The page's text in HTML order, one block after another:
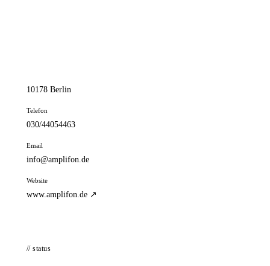
10178 Berlin
Telefon
030/44054463
Email
info@amplifon.de
Website
www.amplifon.de ↗
// status